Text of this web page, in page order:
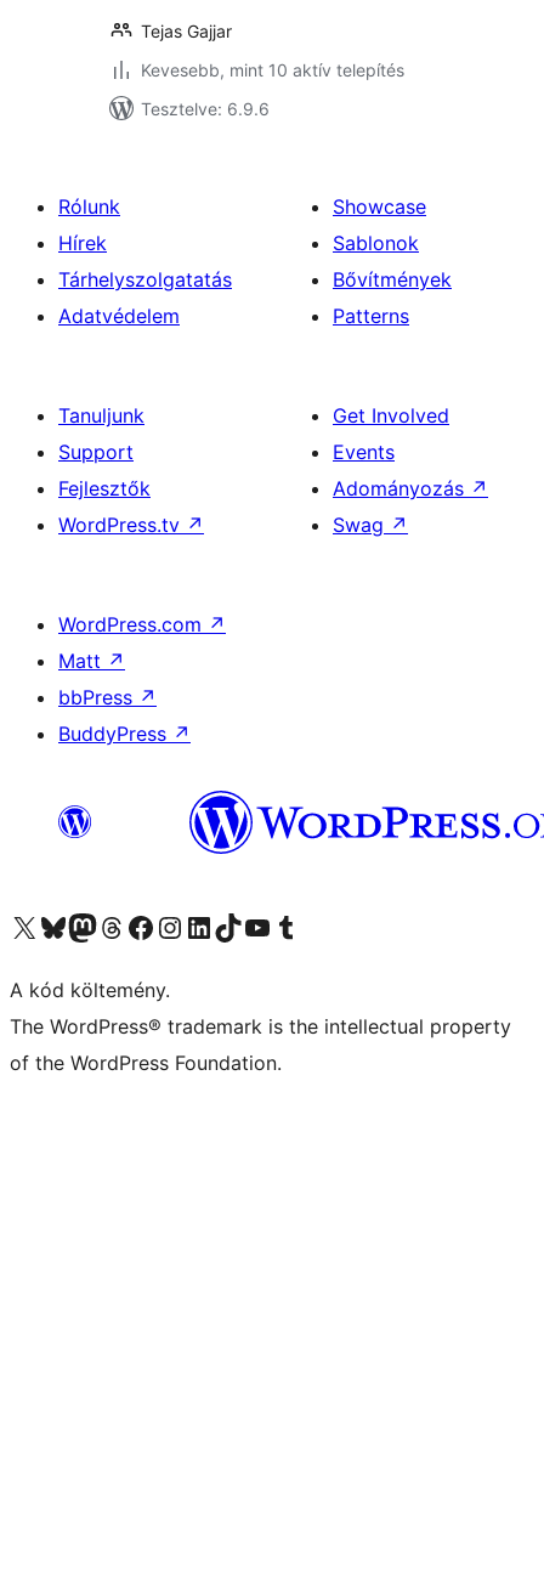
Tejas Gajjar
Kevesebb, mint 10 aktív telepítés
Tesztelve: 6.9.6
Rólunk
Hírek
Tárhelyszolgatatás
Adatvédelem
Showcase
Sablonok
Bővítmények
Patterns
Tanuljunk
Support
Fejlesztők
WordPress.tv ↗
Get Involved
Events
Adományozás ↗
Swag ↗
WordPress.com ↗
Matt ↗
bbPress ↗
BuddyPress ↗
Visit our X (formerly Twitter) account
Visit our Bluesky account
Twitter csatornánk
Visit our Threads account
Facebook oldalunk megtekintése
Visit our Instagram account
Visit our LinkedIn account
Visit our TikTok account
Visit our YouTube channel
Visit our Tumblr account
A kód költemény.
The WordPress® trademark is the intellectual property
of the WordPress Foundation.